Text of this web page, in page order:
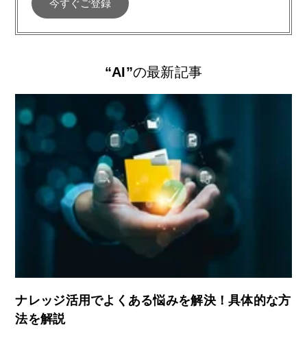
“AI”の最新記事
ナレッジ活用でよくある悩みを解決！具体的な方
法を解説